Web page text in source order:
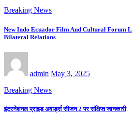
Breaking News
New Indo Ecuador Film And Cultural Forum
Bilateral Relations
admin May 3, 2025
Breaking News
इंटरनेशनल प्राइड अवार्ड्स सीजन 2 पर संक्षिप्त जानकारी